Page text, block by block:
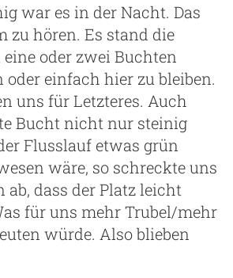
war es in der Nacht. Das
zu hören. Es stand die
eine oder zwei Buchten
einfach hier zu bleiben.
uns für Letzteres. Auch
Bucht nicht nur steinig
Flusslauf etwas grün
wäre, so schreckte uns
dass der Platz leicht
für uns mehr Trubel/mehr
würde. Also blieben